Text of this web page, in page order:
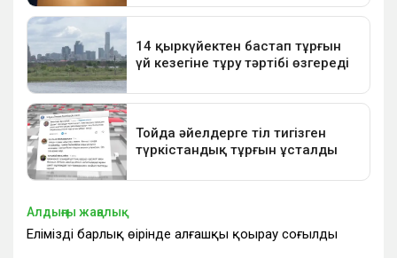
Алдыңғы жаңалық
Еліміздің барлық өңірінде алғашқы қоңырау соғылды